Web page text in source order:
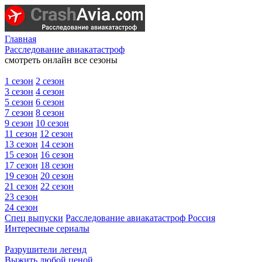
Главная
Расследование авиакатастроф
смотреть онлайн все сезоны
1 сезон 2 сезон
3 сезон 4 сезон
5 сезон 6 сезон
7 сезон 8 сезон
9 сезон 10 сезон
11 сезон 12 сезон
13 сезон 14 сезон
15 сезон 16 сезон
17 сезон 18 сезон
19 сезон 20 сезон
21 сезон 22 сезон
23 сезон
24 сезон
Спец выпуски Расследование авиакатастроф Россия
Интересные сериалы
Разрушители легенд
Выжить любой ценой